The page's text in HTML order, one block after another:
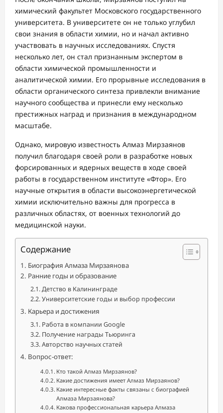
химический факультет Московского государственного
университета. В университете он не только углубил
свои знания в области химии, но и начал активно
участвовать в научных исследованиях. Спустя
несколько лет, он стал признанным экспертом в
области химической промышленности и
аналитической химии. Его прорывные исследования в
области органического синтеза привлекли внимание
научного сообщества и принесли ему несколько
престижных наград и признания в международном
масштабе.
Однако, мировую известность Алмаз Мирзаянов
получил благодаря своей роли в разработке новых
форсированных и ядерных веществ в ходе своей
работы в государственном институте «Фтор». Его
научные открытия в области высокоэнергетической
химии исключительно важны для прогресса в
различных областях, от военных технологий до
медицинской науки.
Содержание
Биография Алмаза Мирзаянова
Ранние годы и образование
Детство в Калининграде
Университетские годы и выбор профессии
Карьера и достижения
Работа в компании Google
Получение награды Тьюринга
Авторство научных статей
Вопрос-ответ:
Кто такой Алмаз Мирзаянов?
Какие достижения имеет Алмаз Мирзаянов?
Какие интересные факты связаны с биографией
Алмаза Мирзаянова?
Какова профессиональная карьера Алмаза